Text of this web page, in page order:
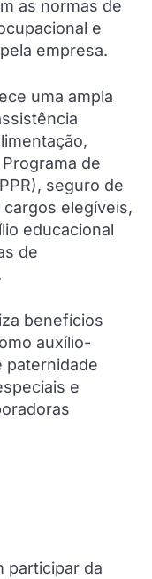
as normas de
e
empresa.
uma ampla
de
seguro de
elegíveis,
educacional
de
benefícios
auxílio-
paternidade
e
participar da